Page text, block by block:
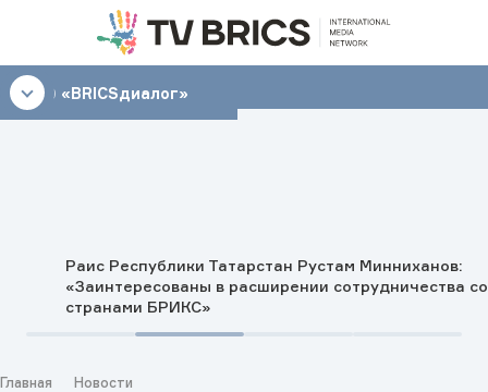
15:30 «BRICSдиалог»
Раис Республики Татарстан Рустам Минниханов:
«Заинтересованы в расширении сотрудничества со
странами БРИКС»
Главная
Новости